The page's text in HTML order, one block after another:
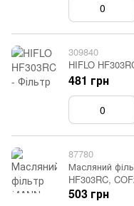
309840
HIFLO
481 грн
87780
Масляний
HF303RC,
503 грн